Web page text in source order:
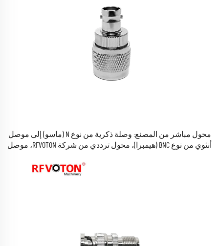
محول مباشر من المصنع: وصلة ذكرية من نوع N (ماسو) إلى موصل
أنثوي من نوع BNC (هيمبرا)، محول ترددي من شركة RFVOTON، موصل